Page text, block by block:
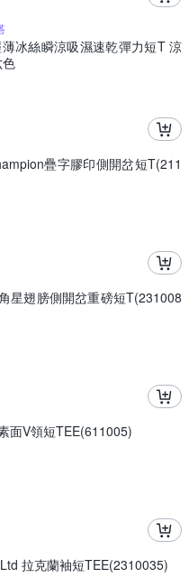
冰絲瞬涼吸濕速乾彈力短T 涼
疊字膠印側開岔短T(211
星翅膀側開岔重磅短T(231008
面V領短TEE(611005)
拉克蘭袖短TEE(2310035)